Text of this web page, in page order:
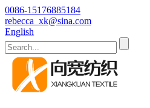
0086-15176885184
rebecca_xk@sina.com
English